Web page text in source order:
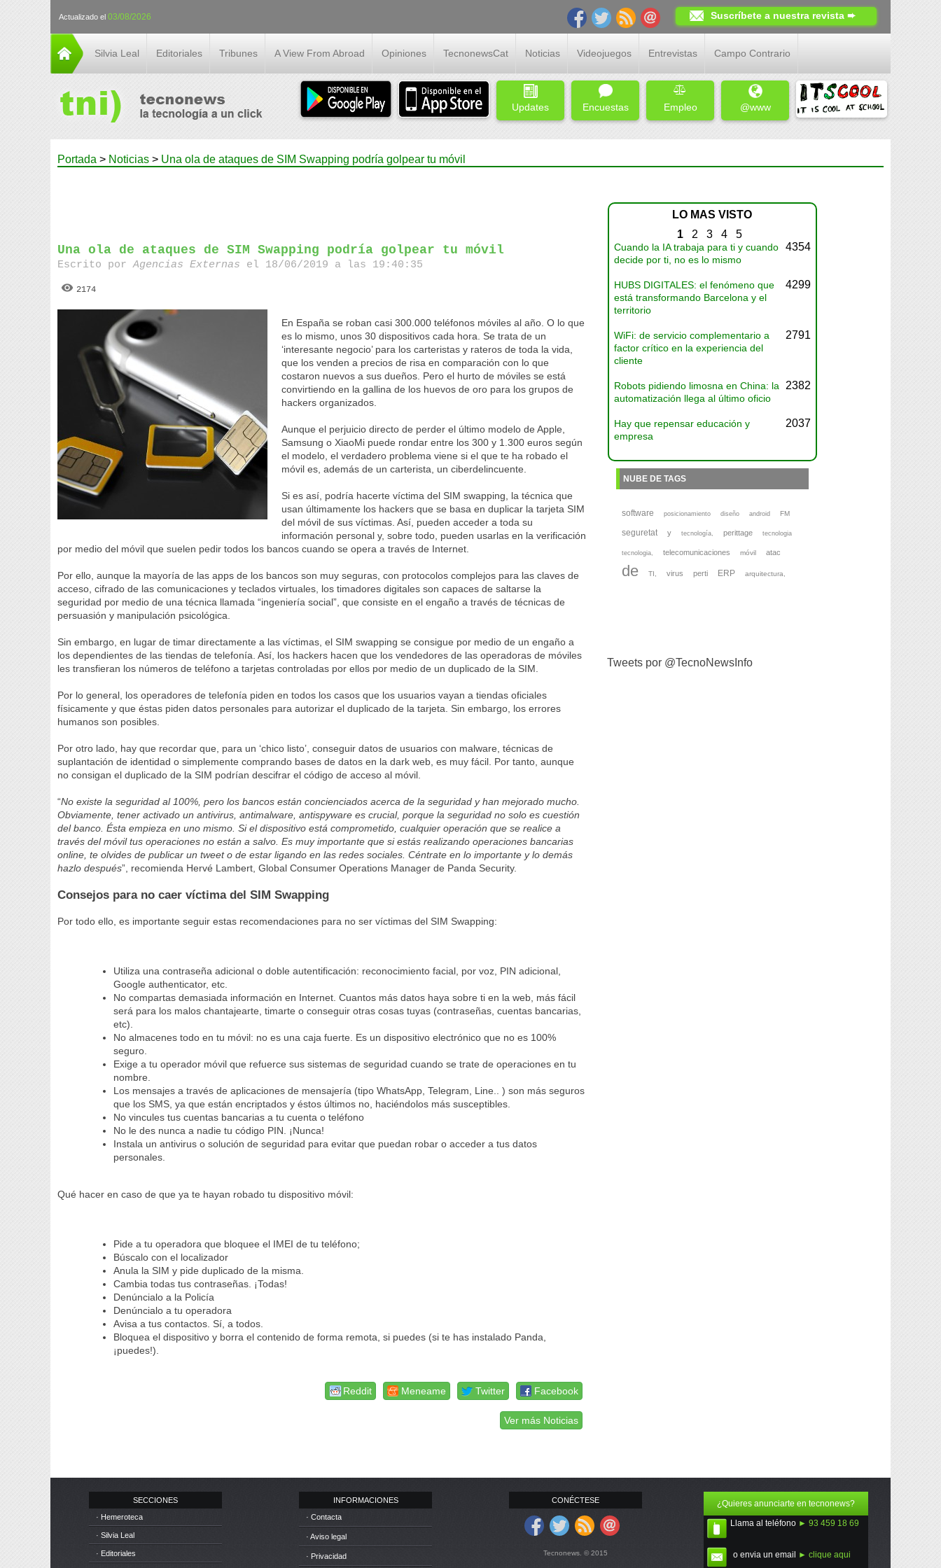
Actualizado el 03/08/2026 Suscríbete a nuestra revista ➨
Silvia Leal Editoriales Tribunes A View From Abroad Opiniones TecnonewsCat Noticias Videojuegos Entrevistas Campo Contrario
Updates Encuestas Empleo @www
Portada > Noticias > Una ola de ataques de SIM Swapping podría golpear tu móvil
Una ola de ataques de SIM Swapping podría golpear tu móvil
Escrito porAgencias Externas el 18/06/2019 a las 19:40:35
2174
En España se roban casi 300.000 teléfonos móviles al año. O lo que
es lo mismo, unos 30 dispositivos cada hora. Se trata de un
‘interesante negocio’ para los carteristas y rateros de toda la vida,
que los venden a precios de risa en comparación con lo que
costaron nuevos a sus dueños. Pero el hurto de móviles se está
convirtiendo en la gallina de los huevos de oro para los grupos de
hackers organizados.
Aunque el perjuicio directo de perder el último modelo de Apple,
Samsung o XiaoMi puede rondar entre los 300 y 1.300 euros según
el modelo, el verdadero problema viene si el que te ha robado el
móvil es, además de un carterista, un ciberdelincuente.
Si es así, podría hacerte víctima del SIM swapping, la técnica que
usan últimamente los hackers que se basa en duplicar la tarjeta SIM
del móvil de sus víctimas. Así, pueden acceder a toda su
información personal y, sobre todo, pueden usarlas en la verificación
por medio del móvil que suelen pedir todos los bancos cuando se opera a través de Internet.
Por ello, aunque la mayoría de las apps de los bancos son muy seguras, con protocolos complejos para las claves de
acceso, cifrado de las comunicaciones y teclados virtuales, los timadores digitales son capaces de saltarse la
seguridad por medio de una técnica llamada “ingeniería social”, que consiste en el engaño a través de técnicas de
persuasión y manipulación psicológica.
Sin embargo, en lugar de timar directamente a las víctimas, el SIM swapping se consigue por medio de un engaño a
los dependientes de las tiendas de telefonía. Así, los hackers hacen que los vendedores de las operadoras de móviles
les transfieran los números de teléfono a tarjetas controladas por ellos por medio de un duplicado de la SIM.
Por lo general, los operadores de telefonía piden en todos los casos que los usuarios vayan a tiendas oficiales
físicamente y que éstas piden datos personales para autorizar el duplicado de la tarjeta. Sin embargo, los errores
humanos son posibles.
Por otro lado, hay que recordar que, para un ‘chico listo’, conseguir datos de usuarios con malware, técnicas de
suplantación de identidad o simplemente comprando bases de datos en la dark web, es muy fácil. Por tanto, aunque
no consigan el duplicado de la SIM podrían descifrar el código de acceso al móvil.
“No existe la seguridad al 100%, pero los bancos están concienciados acerca de la seguridad y han mejorado mucho.
Obviamente, tener activado un antivirus, antimalware, antispyware es crucial, porque la seguridad no solo es cuestión
del banco. Ésta empieza en uno mismo. Si el dispositivo está comprometido, cualquier operación que se realice a
través del móvil tus operaciones no están a salvo. Es muy importante que si estás realizando operaciones bancarias
online, te olvides de publicar un tweet o de estar ligando en las redes sociales. Céntrate en lo importante y lo demás
hazlo después”, recomienda Hervé Lambert, Global Consumer Operations Manager de Panda Security.
Consejos para no caer víctima del SIM Swapping
Por todo ello, es importante seguir estas recomendaciones para no ser víctimas del SIM Swapping:
Utiliza una contraseña adicional o doble autentificación: reconocimiento facial, por voz, PIN adicional,
Google authenticator, etc.
No compartas demasiada información en Internet. Cuantos más datos haya sobre ti en la web, más fácil
será para los malos chantajearte, timarte o conseguir otras cosas tuyas (contraseñas, cuentas bancarias,
etc).
No almacenes todo en tu móvil: no es una caja fuerte. Es un dispositivo electrónico que no es 100%
seguro.
Exige a tu operador móvil que refuerce sus sistemas de seguridad cuando se trate de operaciones en tu
nombre.
Los mensajes a través de aplicaciones de mensajería (tipo WhatsApp, Telegram, Line.. ) son más seguros
que los SMS, ya que están encriptados y éstos últimos no, haciéndolos más susceptibles.
No vincules tus cuentas bancarias a tu cuenta o teléfono
No le des nunca a nadie tu código PIN. ¡Nunca!
Instala un antivirus o solución de seguridad para evitar que puedan robar o acceder a tus datos
personales.
Qué hacer en caso de que ya te hayan robado tu dispositivo móvil:
Pide a tu operadora que bloquee el IMEI de tu teléfono;
Búscalo con el localizador
Anula la SIM y pide duplicado de la misma.
Cambia todas tus contraseñas. ¡Todas!
Denúncialo a la Policía
Denúncialo a tu operadora
Avisa a tus contactos. Sí, a todos.
Bloquea el dispositivo y borra el contenido de forma remota, si puedes (si te has instalado Panda,
¡puedes!).
Facebook
Twitter
Meneame
Reddit
Ver más Noticias
LO MAS VISTO
1 2 3 4 5
Cuando la IA trabaja para ti y cuando
decide por ti, no es lo mismo
4354
HUBS DIGITALES: el fenómeno que
está transformando Barcelona y el
territorio
4299
WiFi: de servicio complementario a
factor crítico en la experiencia del
cliente
2791
Robots pidiendo limosna en China: la
automatización llega al último oficio
2382
Hay que repensar educación y
empresa
2037
NUBE DE TAGS
software posicionamiento diseño android FM
seguretat y tecnología, perittage tecnologia
tecnologia, telecomunicaciones móvil atac
de TI, virus perti ERP arquitectura,
Tweets por @TecnoNewsInfo
SECCIONES
· Hemeroteca
· Silvia Leal
· Editoriales
INFORMACIONES
· Contacta
· Aviso legal
· Privacidad
CONÉCTESE
Tecnonews. © 2015
¿Quieres anunciarte en tecnonews?
Llama al teléfono ► 93 459 18 69
o envia un email ► clique aqui